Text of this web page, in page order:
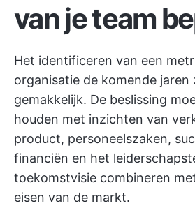
van je team
Het identificeren van een
organisatie de komende jaren
gemakkelijk. De beslissing
houden met inzichten van
product, personeelszaken,
financiën en het
toekomstvisie combineren
eisen van de markt.